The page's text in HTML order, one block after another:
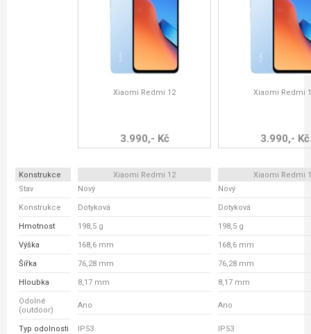
Xiaomi Redmi 12
3.990,- Kč
Xiaomi Redmi
3.990,- Kč
Konstrukce Xiaomi Redmi 12
Xiaomi Redmi
Stav
Nový Nový
Konstrukce Dotyková Dotyková
Hmotnost 198,5 g 198,5 g
Výška 168,6 mm 168,6 mm
Šířka 76,28 mm 76,28 mm
Hloubka 8,17 mm 8,17 mm
Odolné
(outdoor)
Ano Ano
Typ odolnosti IP53 IP53